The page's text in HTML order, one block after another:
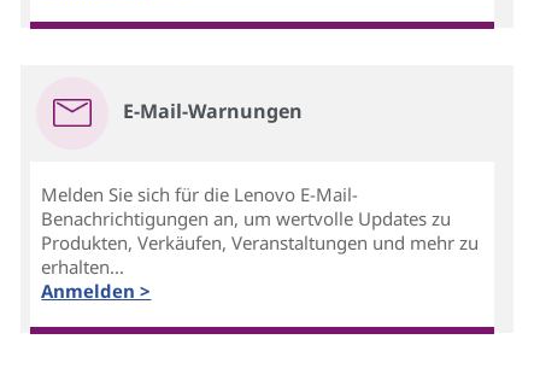
E-Mail-Warnungen
Melden Sie sich für die Lenovo E-Mail-
Benachrichtigungen an, um wertvolle Updates zu
Produkten, Verkäufen, Veranstaltungen und mehr zu
erhalten...
Anmelden >